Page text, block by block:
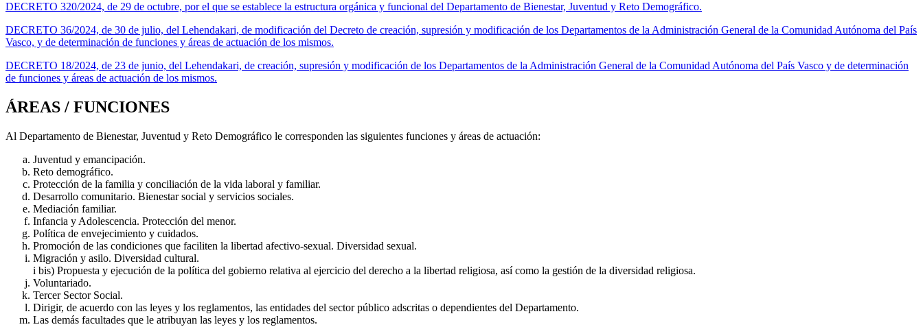
DECRETO 320/2024, de 29 de octubre, por el que se establece la estructura orgánica y funcional del Departamento de Bienestar, Juventud y Reto Demográfico.
DECRETO 36/2024, de 30 de julio, del Lehendakari, de modificación del Decreto de creación, supresión y modificación de los Departamentos de la Administración General de la Comunidad Autónoma del País
Vasco, y de determinación de funciones y áreas de actuación de los mismos.
DECRETO 18/2024, de 23 de junio, del Lehendakari, de creación, supresión y modificación de los Departamentos de la Administración General de la Comunidad Autónoma del País Vasco y de determinación
de funciones y áreas de actuación de los mismos.
ÁREAS / FUNCIONES
Al Departamento de Bienestar, Juventud y Reto Demográfico le corresponden las siguientes funciones y áreas de actuación:
Juventud y emancipación.
Reto demográfico.
Protección de la familia y conciliación de la vida laboral y familiar.
Desarrollo comunitario. Bienestar social y servicios sociales.
Mediación familiar.
Infancia y Adolescencia. Protección del menor.
Política de envejecimiento y cuidados.
Promoción de las condiciones que faciliten la libertad afectivo-sexual. Diversidad sexual.
Migración y asilo. Diversidad cultural.
i bis) Propuesta y ejecución de la política del gobierno relativa al ejercicio del derecho a la libertad religiosa, así como la gestión de la diversidad religiosa.
Voluntariado.
Tercer Sector Social.
Dirigir, de acuerdo con las leyes y los reglamentos, las entidades del sector público adscritas o dependientes del Departamento.
Las demás facultades que le atribuyan las leyes y los reglamentos.